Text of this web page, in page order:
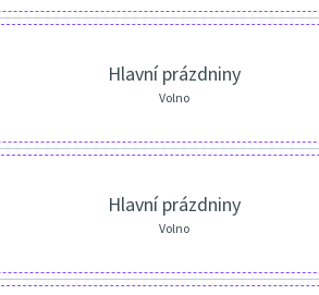
Hlavní prázdniny
Volno
Hlavní prázdniny
Volno